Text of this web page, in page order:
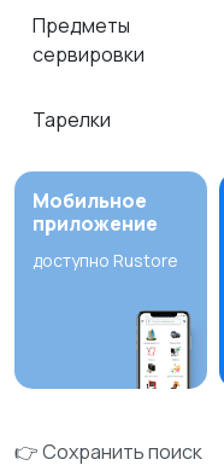
Предметы
сервировки
Тарелки
Мобильное
приложение
доступно Rustore
👉 Сохранить поиск